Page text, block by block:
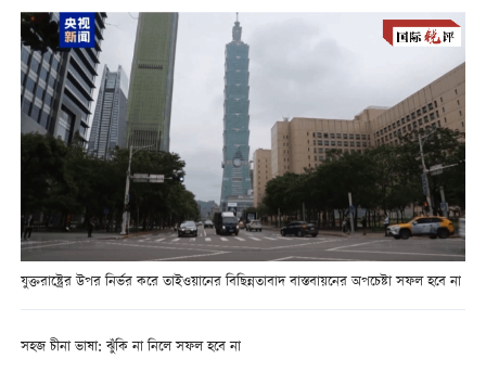
যুক্তরাষ্ট্রের উপর নির্ভর করে তাইওয়ানের বিছিন্নতাবাদ বাস্তবায়নের অপচেষ্টা সফল হবে না
সহজ চীনা ভাষা: ঝুঁকি না নিলে সফল হবে না